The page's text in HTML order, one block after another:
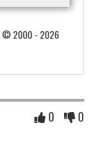
© 2000 - 2026
0 0